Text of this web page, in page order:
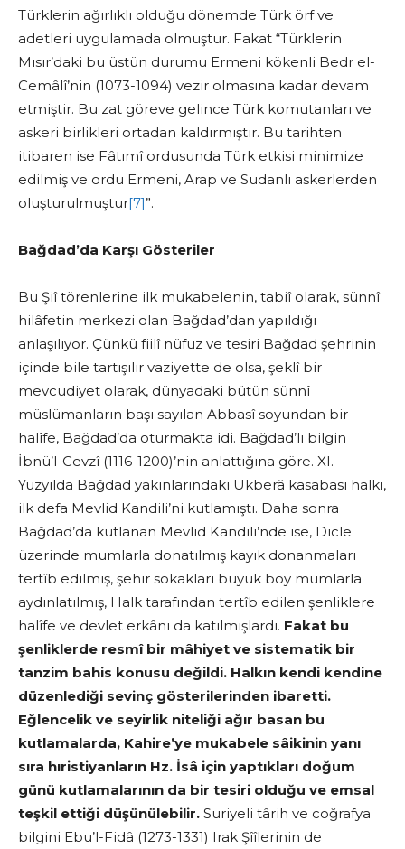
Türklerin ağırlıklı olduğu dönemde Türk örf ve
adetleri uygulamada olmuştur. Fakat “Türklerin
Mısır’daki bu üstün durumu Ermeni kökenli Bedr el-
Cemâlî’nin (1073-1094) vezir olmasına kadar devam
etmiştir. Bu zat göreve gelince Türk komutanları ve
askeri birlikleri ortadan kaldırmıştır. Bu tarihten
itibaren ise Fâtımî ordusunda Türk etkisi minimize
edilmiş ve ordu Ermeni, Arap ve Sudanlı askerlerden
oluşturulmuştur[7]”.
Bağdad’da Karşı Gösteriler
Bu Şiî törenlerine ilk mukabelenin, tabiî olarak, sünnî
hilâfetin merkezi olan Bağdad’dan yapıldığı
anlaşılıyor. Çünkü fiilî nüfuz ve tesiri Bağdad şehrinin
içinde bile tartışılır vaziyette de olsa, şeklî bir
mevcudiyet olarak, dünyadaki bütün sünnî
müslümanların başı sayılan Abbasî soyundan bir
halîfe, Bağdad’da oturmakta idi. Bağdad’lı bilgin
İbnü’l-Cevzî (1116-1200)’nin anlattığına göre. XI.
Yüzyılda Bağdad yakınlarındaki Ukberâ kasabası halkı,
ilk defa Mevlid Kandili’ni kutlamıştı. Daha sonra
Bağdad’da kutlanan Mevlid Kandili’nde ise, Dicle
üzerinde mumlarla donatılmış kayık donanmaları
tertîb edilmiş, şehir sokakları büyük boy mumlarla
aydınlatılmış, Halk tarafından tertîb edilen şenliklere
halîfe ve devlet erkânı da katılmışlardı. Fakat bu
şenliklerde resmî bir mâhiyet ve sistematik bir
tanzim bahis konusu değildi. Halkın kendi kendine
düzenlediği sevinç gösterilerinden ibaretti.
Eğlencelik ve seyirlik niteliği ağır basan bu
kutlamalarda, Kahire’ye mukabele sâikinin yanı
sıra hıristiyanların Hz. İsâ için yaptıkları doğum
günü kutlamalarının da bir tesiri olduğu ve emsal
teşkil ettiği düşünülebilir. Suriyeli târih ve coğrafya
bilgini Ebu’l-Fidâ (1273-1331) Irak Şîîlerinin de